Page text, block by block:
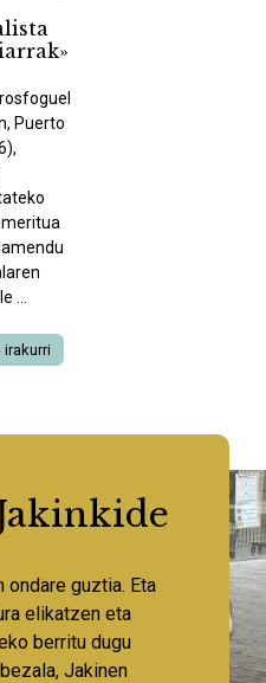
Puerto
...
irakurri
ondare guztia. Eta
elikatzen eta
berritu dugu
Jakinen